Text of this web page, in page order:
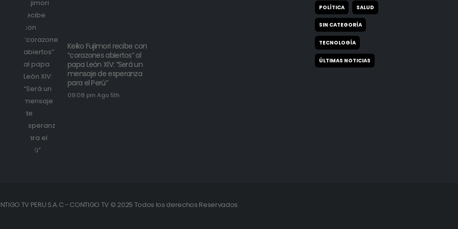
Keiko Fujimori recibe con
“corazones abiertos” al
papa León XIV: “Será un
mensaje de esperanza
para el Perú”
09:08 pm Ago 5th
POLÍTICA SALUD
SIN CATEGORÍA
TECNOLOGÍA
ÚLTIMAS NOTICIAS
TV PERU S.A.C - CONTIGO TV © 2025 Todos los derechos Reservados.